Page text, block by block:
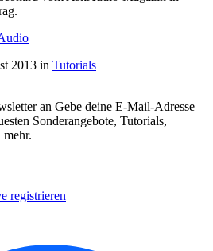
2013 in Tutorials
an Gebe deine E-Mail-Adresse
Sonderangebote, Tutorials,
registrieren